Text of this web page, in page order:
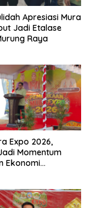
Apresiasi Mura
Jadi Etalase
Raya
Expo 2026,
Momentum
Ekonomi